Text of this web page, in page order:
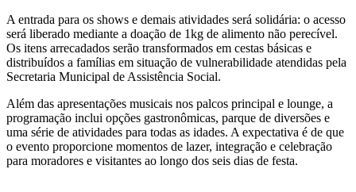
A entrada para os shows e demais atividades será solidária: o acesso
será liberado mediante a doação de 1kg de alimento não perecível.
Os itens arrecadados serão transformados em cestas básicas e
distribuídos a famílias em situação de vulnerabilidade atendidas pela
Secretaria Municipal de Assistência Social.
Além das apresentações musicais nos palcos principal e lounge, a
programação inclui opções gastronômicas, parque de diversões e
uma série de atividades para todas as idades. A expectativa é de que
o evento proporcione momentos de lazer, integração e celebração
para moradores e visitantes ao longo dos seis dias de festa.